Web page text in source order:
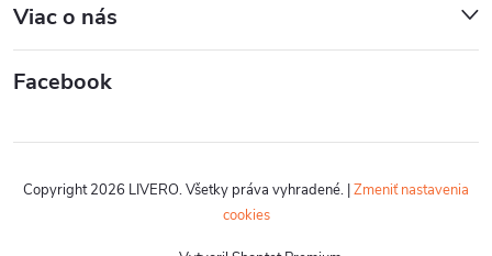
Viac o nás
Facebook
Copyright 2026 LIVERO. Všetky práva vyhradené. |Zmeniť nastavenia
cookies